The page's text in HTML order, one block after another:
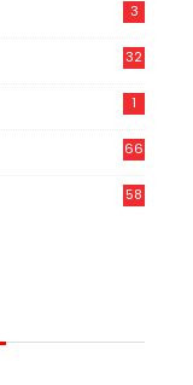
3
32
1
66
58